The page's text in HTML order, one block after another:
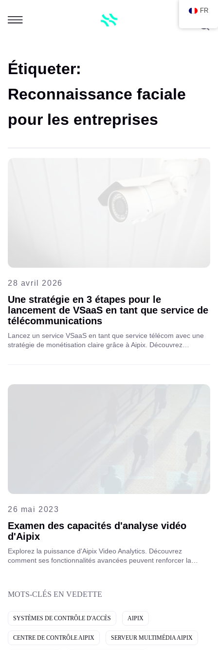
Étiqueter:
Reconnaissance faciale
pour les entreprises
28 avril 2026
Une stratégie en 3 étapes pour le
lancement de VSaaS en tant que service de
télécommunications
Lancez un service VSaaS en tant que service télécom avec une
stratégie de monétisation claire grâce à Aipix. Découvrez
26 mai 2023
Examen des capacités d'analyse vidéo
d'Aipix
Explorez la puissance d'Aipix Video Analytics. Découvrez
comment ses fonctionnalités avancées peuvent renforcer la
MOTS-CLÉS EN VEDETTE
SYSTÈMES DE CONTRÔLE D'ACCÈS AIPIX
CENTRE DE CONTRÔLE AIPIX SERVEUR MULTIMÉDIA AIPIX
FR